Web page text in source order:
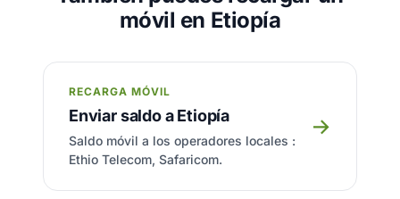
móvil en Etiopía
RECARGA MÓVIL
Enviar saldo a Etiopía
Saldo móvil a los operadores locales :
Ethio Telecom, Safaricom.
→